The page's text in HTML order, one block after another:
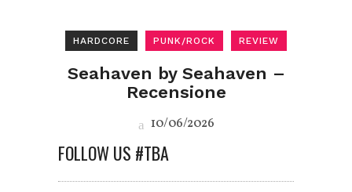
HARDCORE PUNK/ROCK REVIEW
Seahaven by Seahaven –
Recensione
10/06/2026
FOLLOW US #TBA